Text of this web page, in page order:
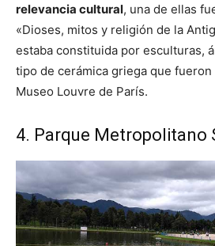
relevancia cultural, una de ellas
«Dioses, mitos y religión de la
estaba constituida por esculturas,
tipo de cerámica griega que
Museo Louvre de París.
4. Parque Metropolitano